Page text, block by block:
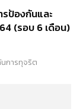
ป้องกันและ
(รอบ 6 เดือน)
การทุจริต